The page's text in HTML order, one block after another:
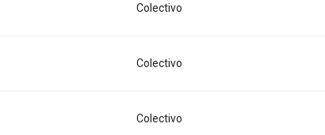
Colectivo
Colectivo
Colectivo